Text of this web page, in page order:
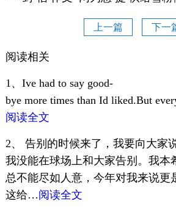
上一篇 下一
阅读相关
1、Ive had to say good-
bye more times than Id liked.But
阅读全文
2、 告别的时候来了，我要向大家
我没能在球场上和大家告别。我本
总不能尽如人意，今年对我来说更
这给…阅读全文